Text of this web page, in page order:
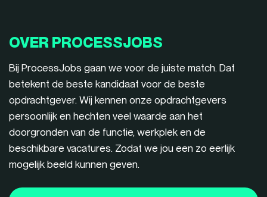
OVER PROCESSJOBS
Bij ProcessJobs gaan we voor de juiste match. Dat
betekent de beste kandidaat voor de beste
opdrachtgever. Wij kennen onze opdrachtgevers
persoonlijk en hechten veel waarde aan het
doorgronden van de functie, werkplek en de
beschikbare vacatures. Zodat we jou een zo eerlijk
mogelijk beeld kunnen geven.